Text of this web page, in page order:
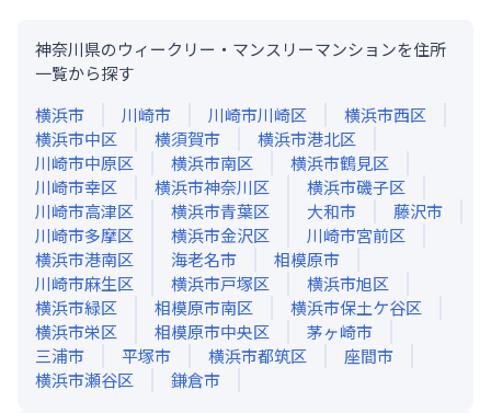
神奈川県のウィークリー・マンスリーマンションを住所
一覧から探す
横浜市
川崎市 川崎市川崎区
横浜市西区
横浜市中区
横須賀市
横浜市港北区
川崎市中原区
横浜市南区
横浜市鶴見区
川崎市幸区
横浜市神奈川区
横浜市磯子区
川崎市高津区
横浜市青葉区 大和市
藤沢市
川崎市多摩区
横浜市金沢区
川崎市宮前区
横浜市港南区
海老名市
相模原市
川崎市麻生区
横浜市戸塚区
横浜市旭区
横浜市緑区
相模原市南区
横浜市保土ケ谷区
横浜市栄区
相模原市中央区
茅ヶ崎市
三浦市
平塚市 横浜市都筑区
座間市
横浜市瀬谷区
鎌倉市